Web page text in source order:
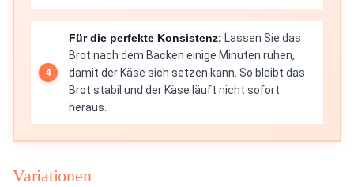
Für die perfekte Konsistenz: Lassen Sie das
Brot nach dem Backen einige Minuten ruhen,
damit der Käse sich setzen kann. So bleibt das
Brot stabil und der Käse läuft nicht sofort
heraus.
Variationen